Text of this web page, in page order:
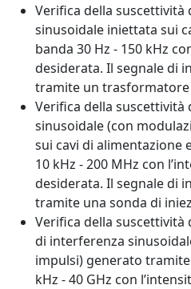
Verifica della suscettività
sinusoidale iniettata sui
banda 30 Hz - 150 kHz
desiderata. Il segnale di
tramite un
Verifica della suscettività
sinusoidale (con
sui cavi di alimentazione
10 kHz - 200 MHz con
desiderata. Il segnale di
tramite una sonda di
Verifica della suscettività
di interferenza
impulsi) generato
kHz - 40 GHz con